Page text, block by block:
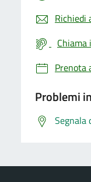
Richiedi
Prenota
Problemi
Segnala